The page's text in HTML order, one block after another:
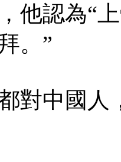
他認為“
。”
對中國人